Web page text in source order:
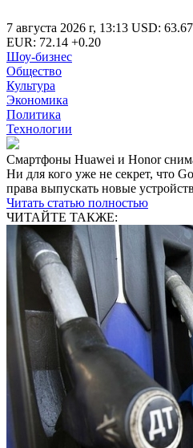
7 августа 2026 г, 13:13 USD: 63.67
EUR: 72.14 +0.20
Шоу-бизнес
Общество
Культура
Экономика
Политика
Технологии
Смартфоны Huawei и Honor
Ни для кого уже не секрет, что
права выпускать новые
Читать статью полностью
ЧИТАЙТЕ ТАКЖЕ: